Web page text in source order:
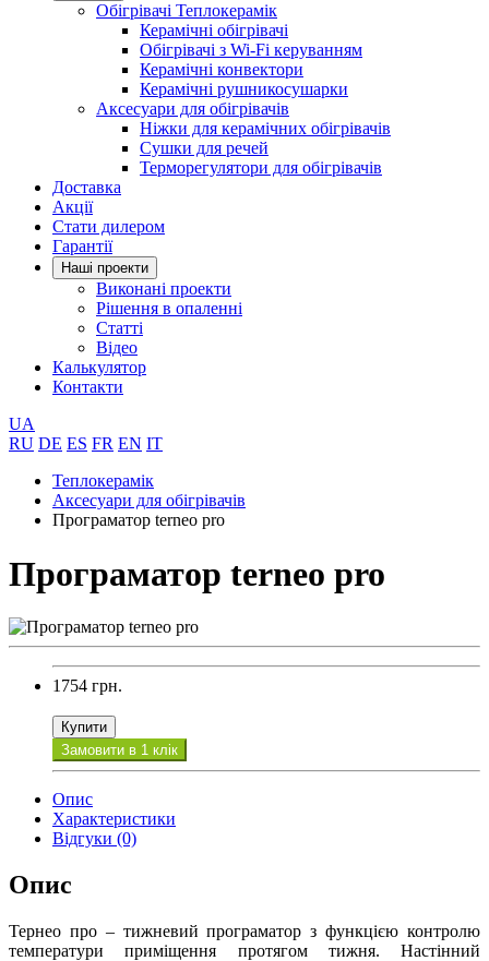
Обігрівачі Теплокерамік
Керамічні обігрівачі
Обігрівачі з Wi-Fi керуванням
Керамічні конвектори
Керамічні рушникосушарки
Аксесуари для обігрівачів
Ніжки для керамічних обігрівачів
Сушки для речей
Терморегулятори для обігрівачів
Доставка
Акції
Стати дилером
Гарантії
Нашi проекти
Виконані проекти
Рішення в опаленні
Статті
Відео
Калькулятор
Контакти
UA
RU DE ES FR EN IT
Теплокерамік
Аксесуари для обігрівачів
Програматор terneo pro
Програматор terneo pro
1754 грн.
Купити
Замовити в 1 клік
Опис
Характеристики
Відгуки (0)
Опис
Тернео про – тижневий програматор з функцією контролю
температури приміщення протягом тижня. Настінний